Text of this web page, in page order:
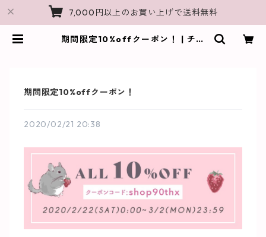
7,000円以上のお買い上げで送料無料
期間限定10%offクーポン！ | チン
期間限定10%offクーポン！
2020/02/21 20:38